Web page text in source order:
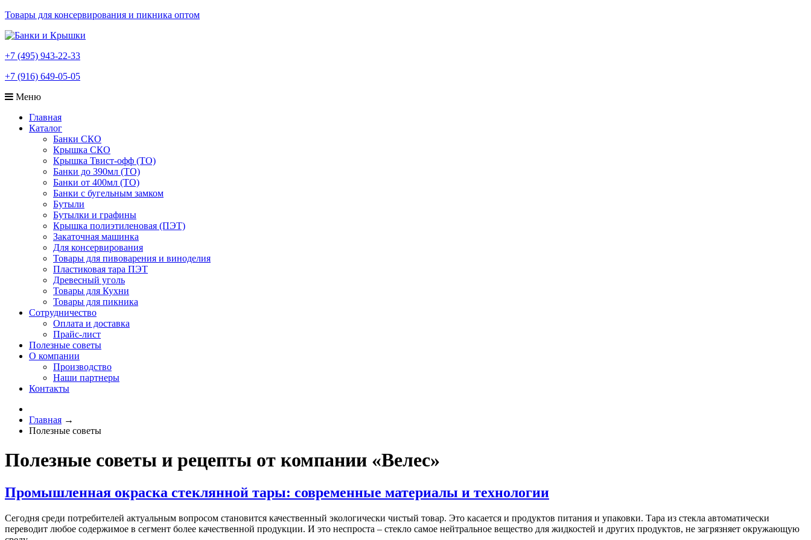
Товары для консервирования и пикника оптом
+7 (495) 943-22-33
+7 (916) 649-05-05
Меню
Главная
Каталог
Банки СКО
Крышка СКО
Крышка Твист-офф (ТО)
Банки до 390мл (ТО)
Банки от 400мл (ТО)
Банки с бугельным замком
Бутыли
Бутылки и графины
Крышка полиэтиленовая (ПЭТ)
Закаточная машинка
Для консервирования
Товары для пивоварения и виноделия
Пластиковая тара ПЭТ
Древесный уголь
Товары для Кухни
Товары для пикника
Сотрудничество
Оплата и доставка
Прайс-лист
Полезные советы
О компании
Производство
Наши партнеры
Контакты
Главная →
Полезные советы
Полезные советы и рецепты от компании «Велес»
Промышленная окраска стеклянной тары: современные материалы и технологии
Сегодня среди потребителей актуальным вопросом становится качественный экологически чистый товар. Это касается и продуктов питания и упаковки. Тара из стекла автоматически
переводит любое содержимое в сегмент более качественной продукции. И это неспроста – стекло самое нейтральное вещество для жидкостей и других продуктов, не загрязняет окружающую